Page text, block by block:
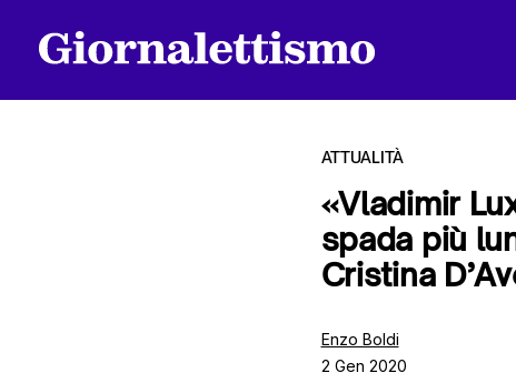
ATTUALITÀ
«Vladimir
spada più
Cristina
Enzo Boldi
2 Gen 2020